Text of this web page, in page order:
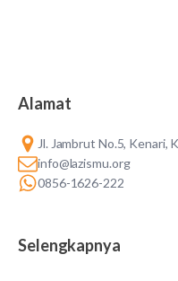
Alamat
Jl. Jambrut No.5, Kenari,
info@lazismu.org
0856-1626-222
Selengkapnya